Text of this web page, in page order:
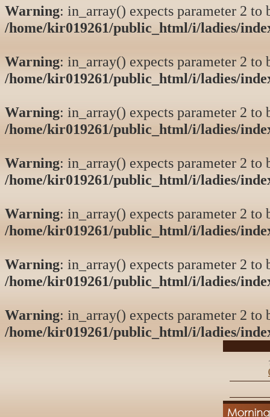
Warning: in_array() expects parameter 2 to
/home/kir019261/public_html/i/ladies/
Warning: in_array() expects parameter 2 to
/home/kir019261/public_html/i/ladies/
Warning: in_array() expects parameter 2 to
/home/kir019261/public_html/i/ladies/
Warning: in_array() expects parameter 2 to
/home/kir019261/public_html/i/ladies/
Warning: in_array() expects parameter 2 to
/home/kir019261/public_html/i/ladies/
Warning: in_array() expects parameter 2 to
/home/kir019261/public_html/i/ladies/
Warning: in_array() expects parameter 2 to
/home/kir019261/public_html/i/ladies/